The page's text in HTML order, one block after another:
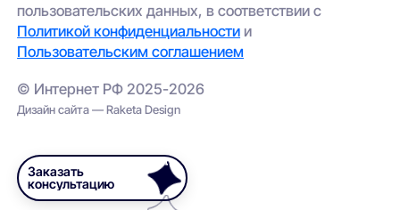
пользовательских данных, в соответствии с
Политикой конфиденциальности и
Пользовательским соглашением
© Интернет РФ 2025-2026
Дизайн сайта — Raketa Design
Заказать
консультацию